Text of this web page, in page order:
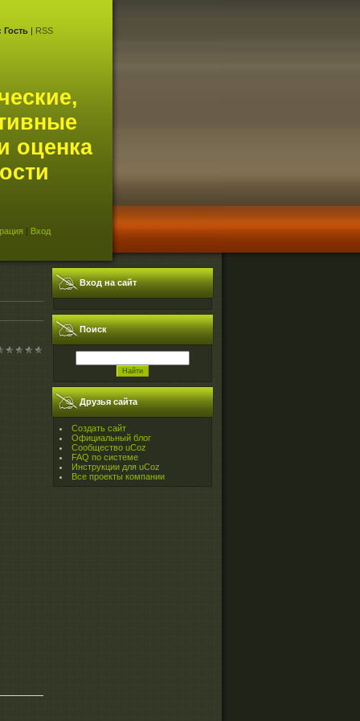
Гость| RSS
оценка
| Вход
Вход на сайт
Поиск
Друзья сайта
Создать сайт
Официальный блог
Сообщество uCoz
FAQ по системе
Инструкции для uCoz
Все проекты компании